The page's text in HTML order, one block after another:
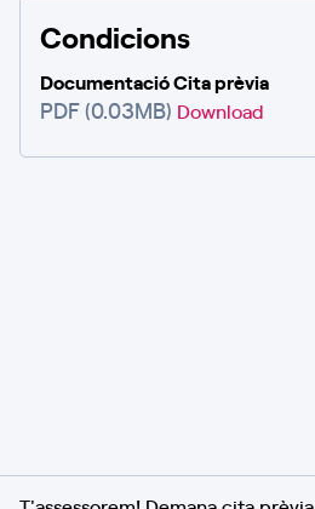
Condicions
Documentació Cita prèvia
PDF (0.03MB) Download